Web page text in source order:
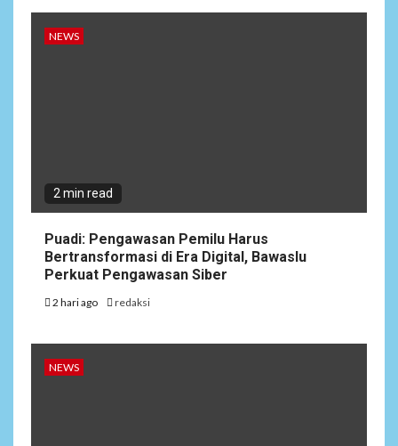
NEWS
2 min read
Puadi: Pengawasan Pemilu Harus
Bertransformasi di Era Digital, Bawaslu
Perkuat Pengawasan Siber
2 hari ago redaksi
NEWS